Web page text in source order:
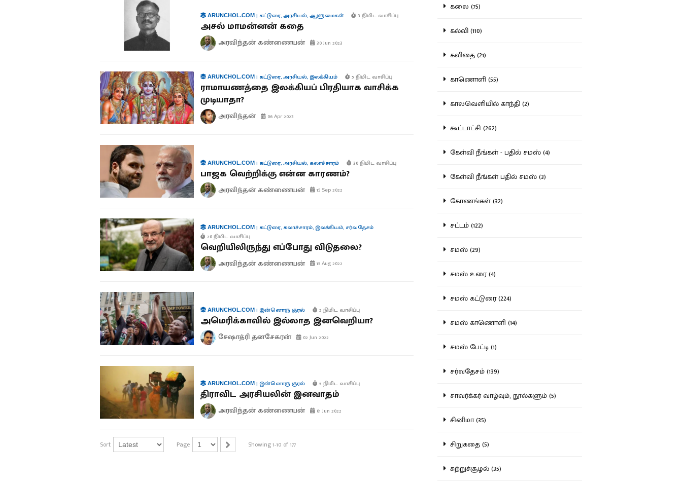
ARUNCHOL.COM| கட்டுரை,அரசியல்,ஆளுமைகள் 3 நிமிட வாசிப்பு
அசல் மாமன்னன் கதை
அரவிந்தன் கண்ணையன் 30 Jun 2023
ARUNCHOL.COM| கட்டுரை,அரசியல், இலக்கியம் 5 நிமிட வாசிப்பு
ராமாயணத்தை இலக்கியப் பிரதியாக வாசிக்க
முடியாதா?
அரவிந்தன் 06 Apr 2023
ARUNCHOL.COM| கட்டுரை,அரசியல், கலாச்சாரம் 30 நிமிட வாசிப்பு
பாஜக வெற்றிக்கு என்ன காரணம்?
அரவிந்தன் கண்ணையன் 15 Sep 2022
ARUNCHOL.COM| கட்டுரை, கலாச்சாரம், இலக்கியம், சர்வதேசம்
20 நிமிட வாசிப்பு
வெறியிலிருந்து எப்போது விடுதலை?
அரவிந்தன் கண்ணையன் 15 Aug 2022
ARUNCHOL.COM| இன்னொரு குரல் 5 நிமிட வாசிப்பு
அமெரிக்காவில் இல்லாத இனவெறியா?
சேஷாத்ரி தனசேகரன் 02 Jun 2022
ARUNCHOL.COM| இன்னொரு குரல் 5 நிமிட வாசிப்பு
திராவிட அரசியலின் இனவாதம்
அரவிந்தன் கண்ணையன் 01 Jun 2022
Sort Page Showing 1-10 of 177
கலை (75)
கல்வி (110)
கவிதை (21)
காணொளி (55)
காலவெளியில் காந்தி (2)
கூட்டாட்சி (262)
கேள்வி நீங்கள் - பதில் சமஸ் (4)
கேள்வி நீங்கள் பதில் சமஸ் (3)
கோணங்கள் (32)
சட்டம் (122)
சமஸ் (29)
சமஸ் உரை (4)
சமஸ் கட்டுரை (224)
சமஸ் காணொளி (14)
சமஸ் பேட்டி (1)
சர்வதேசம் (139)
சாவர்க்கர் வாழ்வும், நூல்களும் (5)
சினிமா (35)
சிறுகதை (5)
சுற்றுச்சூழல் (35)